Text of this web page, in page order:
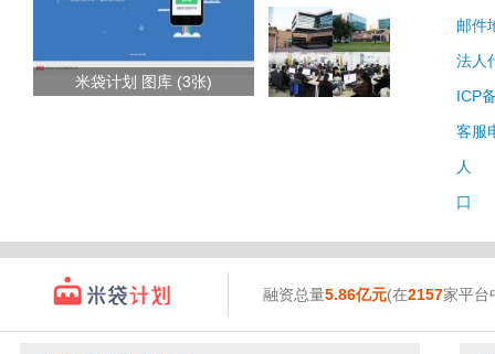
米袋计划 图库 (3张)
邮件
法人
ICP
客服
人
口
融资总量5.86亿元(在2157家平台